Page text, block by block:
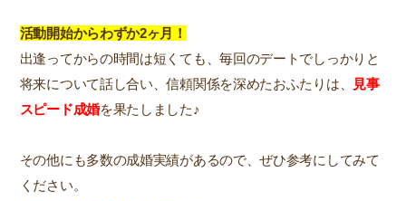
活動開始からわずか2ヶ月！
出逢ってからの時間は短くても、毎回のデートでしっかりと
将来について話し合い、信頼関係を深めたおふたりは、
見事
スピード成婚を果たしました♪
その他にも多数の成婚実績があるので、ぜひ参考にしてみて
ください。